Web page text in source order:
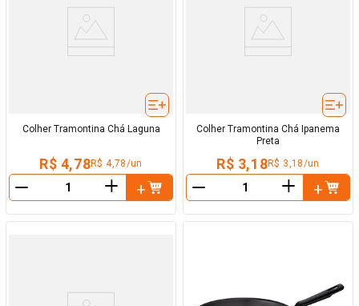
Colher Tramontina Chá Laguna
R$ 4,78R$ 4,78/un
＋
Colher Tramontina Chá Ipanema
Preta
R$ 3,18R$ 3,18/un
＋